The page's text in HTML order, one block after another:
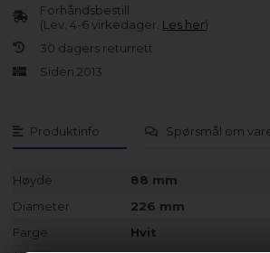
Produktinfo Spørsmål om
Høyde
88 mm
Diameter
226 mm
Farge
Hvit
Forhåndsbestill
(Lev. 4-6 virkedager. Les her)
30 dagers returrett
Siden 2013